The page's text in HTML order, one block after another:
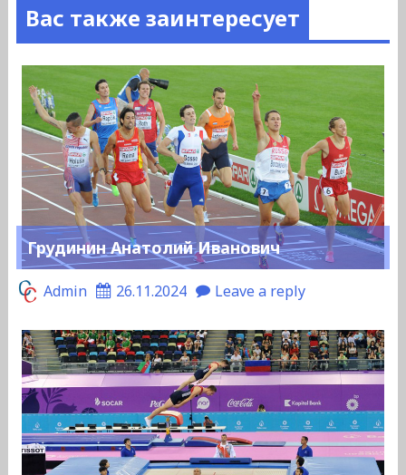
Вас также заинтересует
Грудинин Анатолий Иванович
Admin 26.11.2024 Leave a reply